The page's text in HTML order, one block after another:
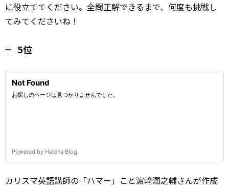
に役立ててください。全問正解できるまで、何度も挑戦し
てみてくださいね！
5位
カリスマ英語講師の「ハマー」こと濵﨑潤之輔さんが作成